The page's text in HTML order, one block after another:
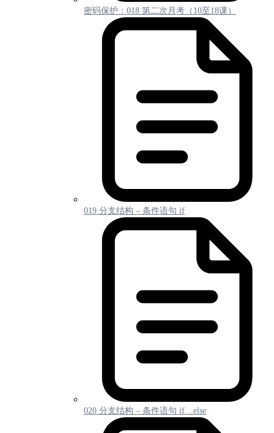
密码保护：018 第二次月考（10至18课）
019 分支结构 – 条件语句 if
020 分支结构 – 条件语句 if…else